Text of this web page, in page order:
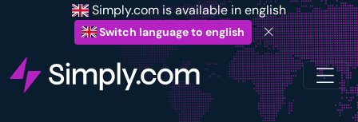
Simply.com is available in english
Switch language to english